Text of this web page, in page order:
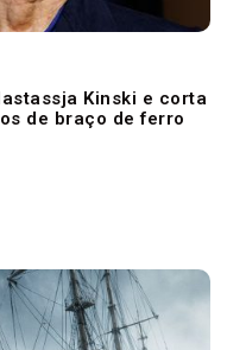
Kinski e corta
de braço de ferro